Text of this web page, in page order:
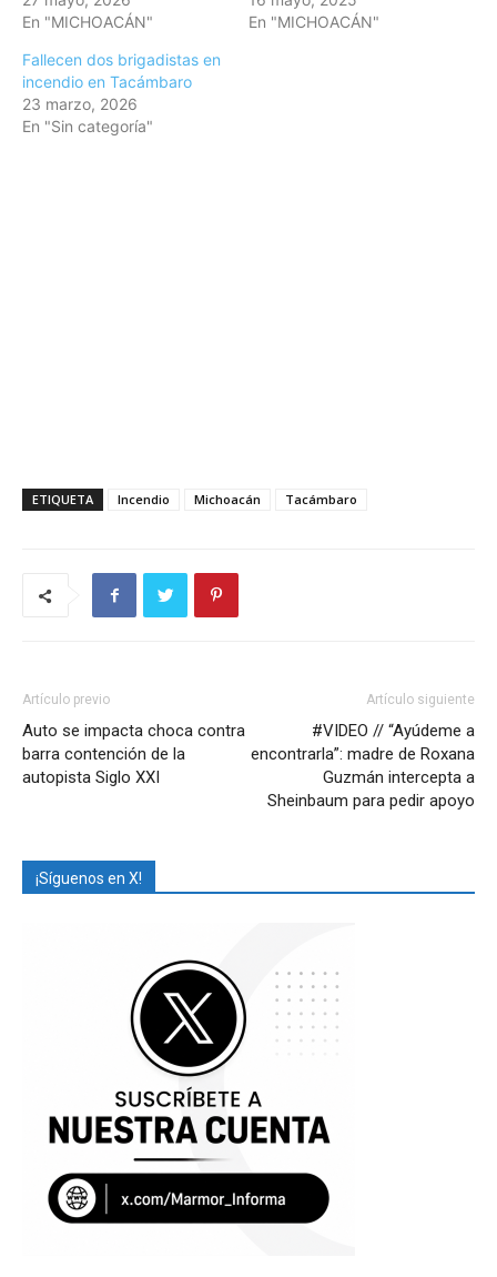
En "MICHOACÁN"
En "MICHOACÁN"
Fallecen dos brigadistas en
incendio en Tacámbaro
23 marzo, 2026
En "Sin categoría"
ETIQUETA Incendio Michoacán Tacámbaro
Artículo previo
Auto se impacta choca contra
barra contención de la
autopista Siglo XXI
Artículo siguiente
#VIDEO // “Ayúdeme a
encontrarla”: madre de Roxana
Guzmán intercepta a
Sheinbaum para pedir apoyo
¡Síguenos en X!